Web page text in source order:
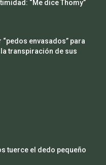
“Me dice Thomy”
“pedos envasados” para
transpiración de sus
tuerce el dedo pequeño